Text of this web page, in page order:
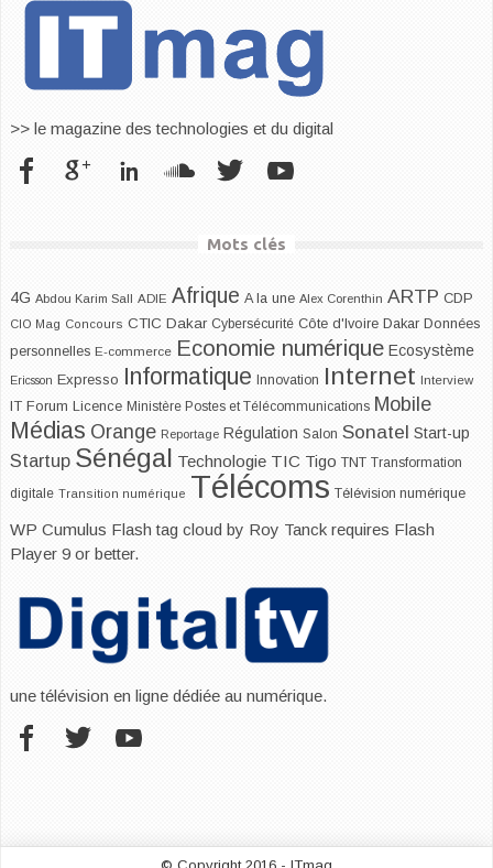
>> le magazine des technologies et du digital
Mots clés
4G Abdou Karim Sall ADIE Afrique A la une Alex Corenthin ARTP CDP
CIO Mag Concours CTIC Dakar Cybersécurité Côte d'Ivoire Dakar Données
personnelles E-commerce Economie numérique Ecosystème
Ericsson Expresso Informatique Innovation Internet Interview
IT Forum Licence Ministère Postes et Télécommunications Mobile
Médias Orange Reportage Régulation Salon Sonatel Start-up
Startup Sénégal Technologie TIC Tigo TNT Transformation
digitale Transition numérique Télécoms Télévision numérique
WP Cumulus Flash tag cloud by Roy Tanck requires Flash
Player 9 or better.
une télévision en ligne dédiée au numérique.